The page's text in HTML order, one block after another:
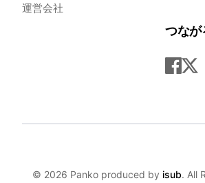
運営会社
つなが
© 2026 Panko produced by isub. All